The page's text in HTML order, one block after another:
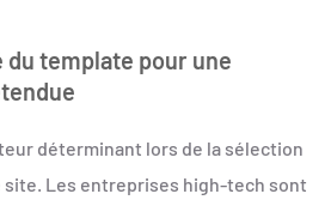
template pour une
déterminant lors de la sélection
Les entreprises high-tech sont